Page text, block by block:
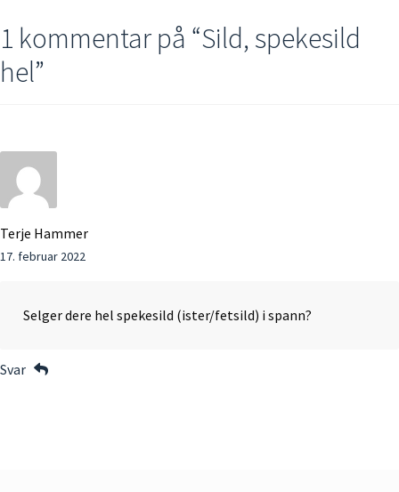
1 kommentar på “Sild, spekesild
hel”
Terje Hammer
17. februar 2022
Selger dere hel spekesild (ister/fetsild) i spann?
Svar